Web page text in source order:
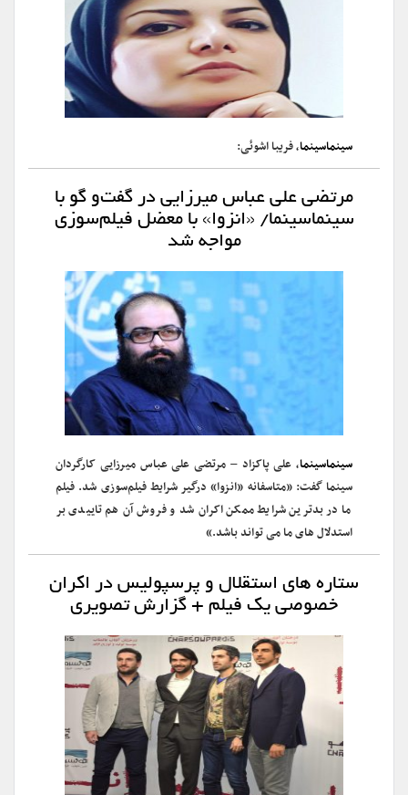
سینماسینما، فریبا اشوئی:
مرتضی علی عباس میرزایی در گفت‌و گو با
سینماسینما/ «انزوا» با معضل فیلم‌سوزی
مواجه شد
سینماسینما، علی پاکزاد – مرتضی علی عباس میرزایی کارگردان
سینما گفت: «متاسفانه «انزوا» درگیر شرایط فیلم‌سوزی شد. فیلم
ما در بدترین شرایط ممکن اکران شد و فروش آن هم تاییدی بر
استدلال های ما می تواند باشد.»
ستاره های استقلال و پرسپولیس در اکران
خصوصی یک فیلم + گزارش تصویری